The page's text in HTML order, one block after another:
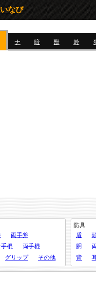
なび
ナ 暗 獣 吟
両手斧
手棍
両手棍
グリップ その他
防具
盾
胴
背